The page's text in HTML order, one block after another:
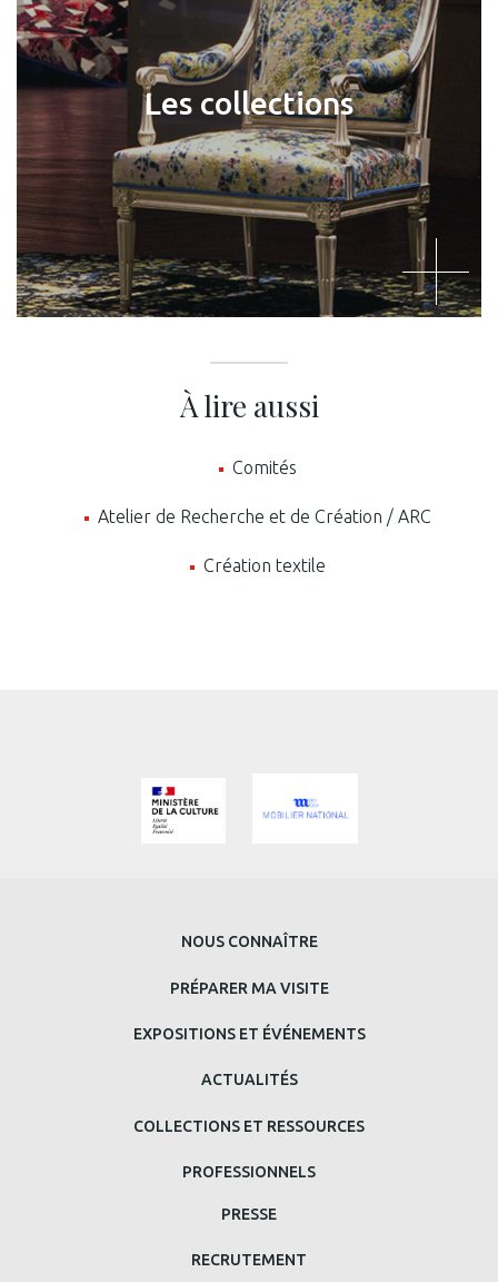
Photo © Mobilier national, Thibaut Chapotot
Les collections
À lire aussi
Comités
Atelier de Recherche et de Création / ARC
Création textile
PRINCIPAL
NOUS CONNAÎTRE
PRÉPARER MA VISITE
EXPOSITIONS ET ÉVÉNEMENTS
ACTUALITÉS
COLLECTIONS ET RESSOURCES
PROFESSIONNELS
PRESSE
RECRUTEMENT